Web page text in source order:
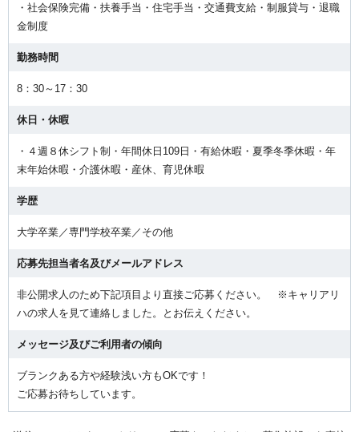
・社会保険完備・扶養手当・住宅手当・交通費支給・制服貸与・退職
金制度
勤務時間
8：30～17：30
休日・休暇
・４週８休シフト制・年間休日109日・有給休暇・夏季冬季休暇・年
末年始休暇・介護休暇・産休、育児休暇
学歴
大学卒業／専門学校卒業／その他
応募先担当者名及びメールアドレス
非公開求人のため下記項目より直接ご応募ください。 ※キャリアリ
ハの求人を見て連絡しました。とお伝えください。
メッセージ及びご利用者の傾向
ブランクある方や経験浅い方もOKです！
ご応募お待ちしています。